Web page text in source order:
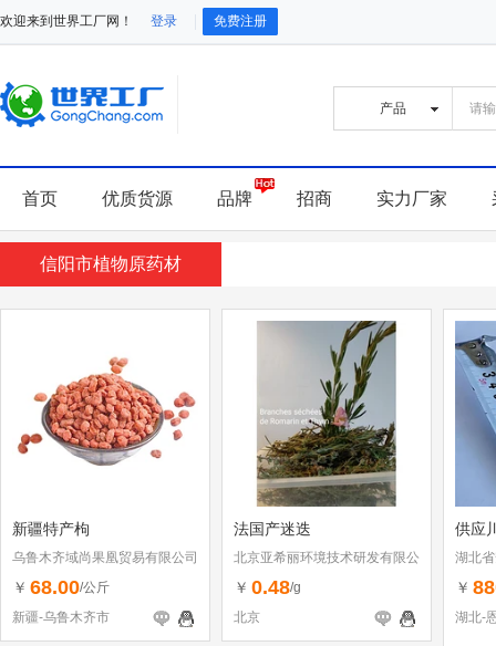
欢迎来到世界工厂网！ 登录 免费注册
首页 优质货源 品牌 招商 实力厂家
信阳市植物原药材
新疆特产枸
乌鲁木齐域尚果凰贸易有限公司
￥ 68.00/公斤
新疆-乌鲁木齐市
法国产迷迭
北京亚希丽环境技术研发有限公
司
￥ 0.48/g
北京
供应
湖北
司
￥
湖北-